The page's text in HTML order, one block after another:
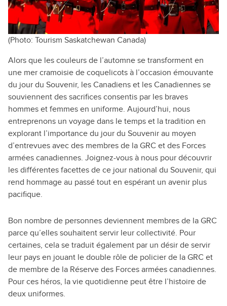
(Photo: Tourism Saskatchewan Canada)
Alors que les couleurs de l’automne se transforment en
une mer cramoisie de coquelicots à l’occasion émouvante
du jour du Souvenir, les Canadiens et les Canadiennes se
souviennent des sacrifices consentis par les braves
hommes et femmes en uniforme. Aujourd’hui, nous
entreprenons un voyage dans le temps et la tradition en
explorant l’importance du jour du Souvenir au moyen
d’entrevues avec des membres de la GRC et des Forces
armées canadiennes. Joignez-vous à nous pour découvrir
les différentes facettes de ce jour national du Souvenir, qui
rend hommage au passé tout en espérant un avenir plus
pacifique.
Bon nombre de personnes deviennent membres de la GRC
parce qu’elles souhaitent servir leur collectivité. Pour
certaines, cela se traduit également par un désir de servir
leur pays en jouant le double rôle de policier de la GRC et
de membre de la Réserve des Forces armées canadiennes.
Pour ces héros, la vie quotidienne peut être l’histoire de
deux uniformes.